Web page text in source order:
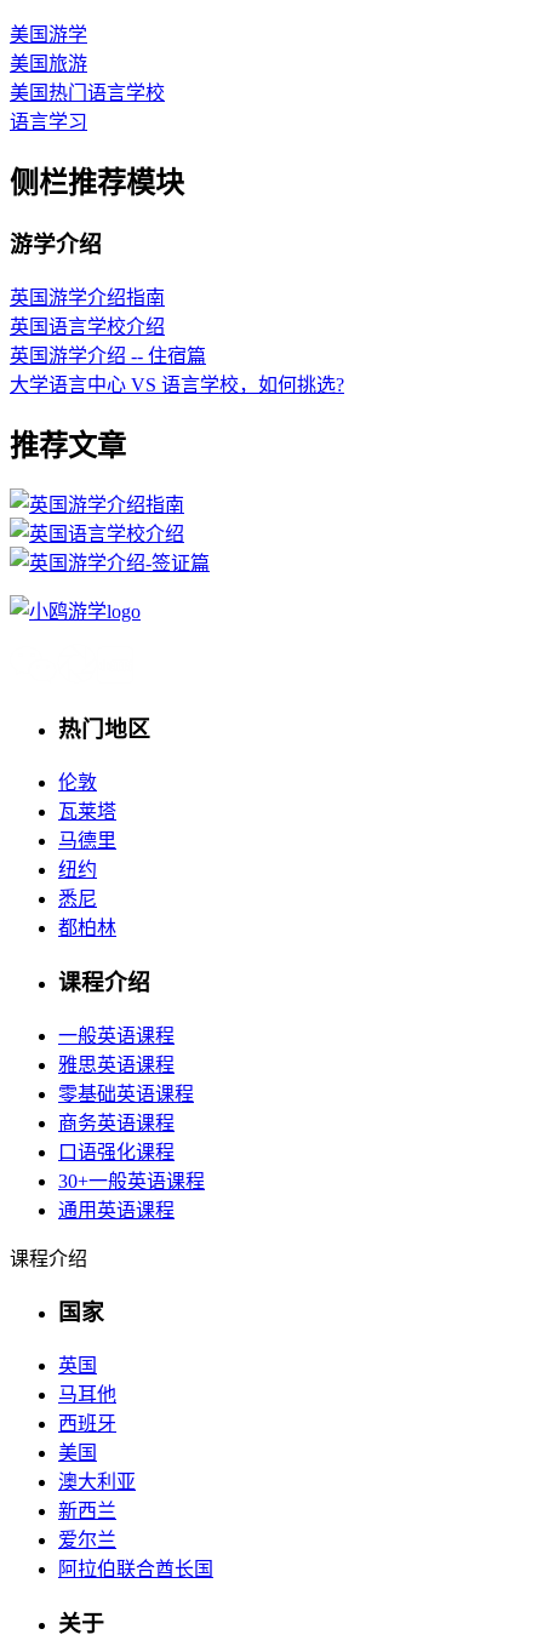
美国游学
美国旅游
美国热门语言学校
语言学习
侧栏推荐模块
游学介绍
英国游学介绍指南
英国语言学校介绍
英国游学介绍 -- 住宿篇
大学语言中心 VS 语言学校，如何挑选?
推荐文章
热门地区
伦敦
瓦莱塔
马德里
纽约
悉尼
都柏林
课程介绍
一般英语课程
雅思英语课程
零基础英语课程
商务英语课程
口语强化课程
30+一般英语课程
通用英语课程
课程介绍
国家
英国
马耳他
西班牙
美国
澳大利亚
新西兰
爱尔兰
阿拉伯联合酋长国
关于